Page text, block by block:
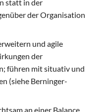
statt in der
der Organisation
und agile
der
führen mit situativ und
(siehe Berninger-
an einer Balance